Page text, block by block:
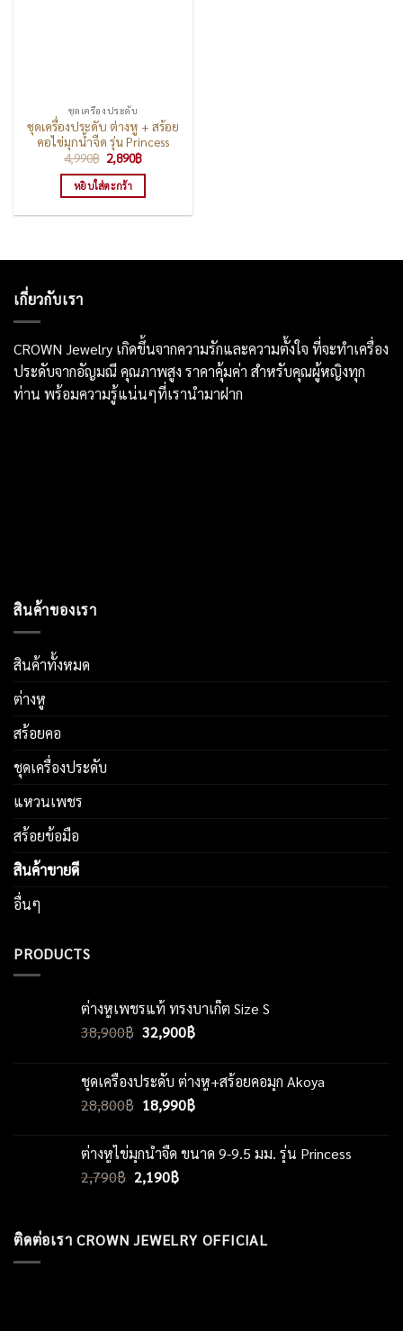
ชุดเครื่องประดับ
ชุดเครื่องประดับ ต่างหู + สร้อย
คอไข่มุกน้ำจืด รุ่น Princess
4,990฿ Original
price
was:
4,990฿.
2,890฿Current
is:
หยิบใส่ตะกร้า
เกี่ยวกับเรา
CROWN Jewelry เกิดขึ้นจากความรักและความตั้งใจ ที่จะทำเครื่อง
ประดับจากอัญมณี คุณภาพสูง ราคาคุ้มค่า สำหรับคุณผู้หญิงทุก
ท่าน พร้อมความรู้แน่นๆที่เรานำมาฝาก
สินค้าของเรา
สินค้าทั้งหมด
ต่างหู
สร้อยคอ
ชุดเครื่องประดับ
แหวนเพชร
สร้อยข้อมือ
สินค้าขายดี
อื่นๆ
PRODUCTS
ต่างหูเพชรแท้ ทรงบาเก็ต Size S
38,900฿ Original
was:
38,900฿.
32,900฿Current
32,900฿.
ชุดเครื่องประดับ ต่างหู+สร้อยคอมุก Akoya
28,800฿ Original
was:
28,800฿.
18,990฿Current
18,990฿.
ต่างหูไข่มุกน้ำจืด ขนาด 9-9.5 มม. รุ่น Princess
2,790฿ Original
2,790฿.
2,190฿Current
2,190฿.
ติดต่อเรา CROWN JEWELRY OFFICIAL